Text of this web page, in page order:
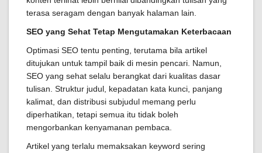
terasa seragam dengan banyak halaman lain.
SEO yang Sehat Tetap Mengutamakan Keterbacaan
Optimasi SEO tentu penting, terutama bila artikel
ditujukan untuk tampil baik di mesin pencari. Namun,
SEO yang sehat selalu berangkat dari kualitas dasar
tulisan. Struktur judul, kepadatan kata kunci, panjang
kalimat, dan distribusi subjudul memang perlu
diperhatikan, tetapi semua itu tidak boleh
mengorbankan kenyamanan pembaca.
Artikel yang terlalu memaksakan keyword sering